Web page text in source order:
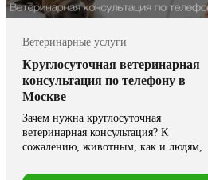
Ветеринарные услуги
Круглосуточная ветеринарная
консультация по телефону в
Москве
Зачем нужна круглосуточная
ветеринарная консультация? К
сожалению, животным, как и людям,